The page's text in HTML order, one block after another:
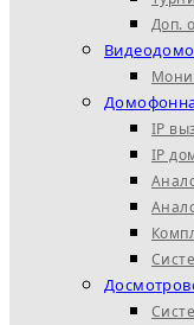
Доп.
IP
IP